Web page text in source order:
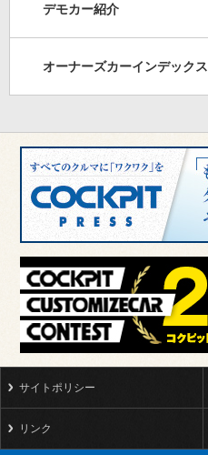
デモカー紹介
オーナーズカーインデックス
サイトポリシー
リンク